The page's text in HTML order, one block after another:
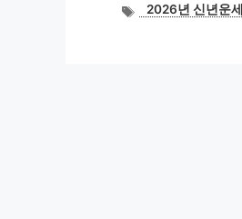
태2026년 신년운세